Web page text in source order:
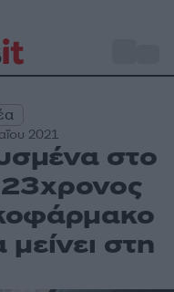
2021
στο
23χρονος
στη